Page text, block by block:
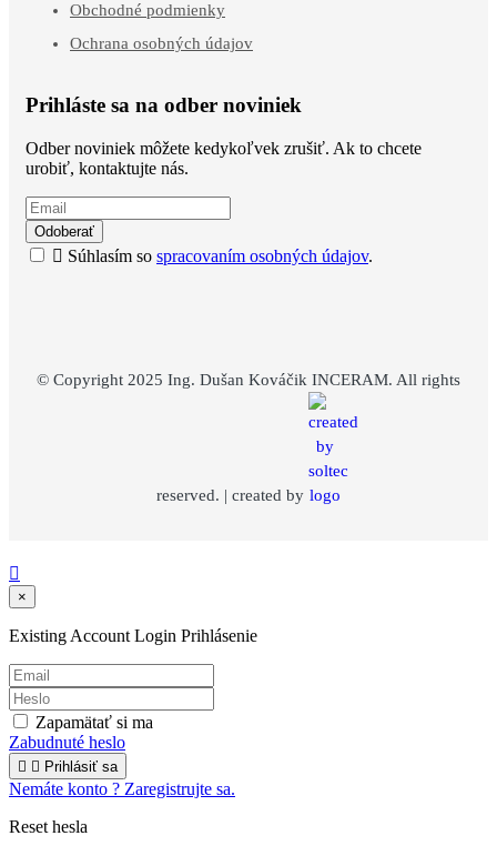
Obchodné podmienky
Ochrana osobných údajov
Prihláste sa na odber noviniek
Odber noviniek môžete kedykoľvek zrušiť. Ak to chcete
urobiť, kontaktujte nás.
Odoberať
 Súhlasím so spracovaním osobných údajov.
© Copyright 2025 Ing. Dušan Kováčik INCERAM. All rights
reserved. | created by

×
Existing Account Login Prihlásenie
Zapamätať si ma
Zabudnuté heslo
  Prihlásiť sa
Nemáte konto ? Zaregistrujte sa.
Reset hesla